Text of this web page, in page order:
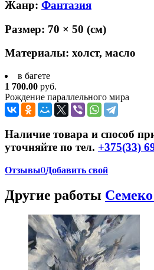
Жанр: Фантазия
Размер: 70 × 50 (см)
Материалы: холст, масло
в багете
1 700.00 руб.
Рождение параллельного мира
Наличие товара и способ
уточняйте по тел. +375(33)
Отзывы0Добавить свой
Другие работы